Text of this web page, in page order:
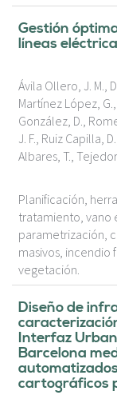
Gestión
líneas
Ávila Ollero, J. M.,
Martínez López,
González, D.,
J. F., Ruiz Capilla,
Albares, T., Tejedor
Planificación,
tratamiento,
parametrización,
masivos, incendio
vegetación.
Diseño de
Interfaz
Barcelona
cartográficos